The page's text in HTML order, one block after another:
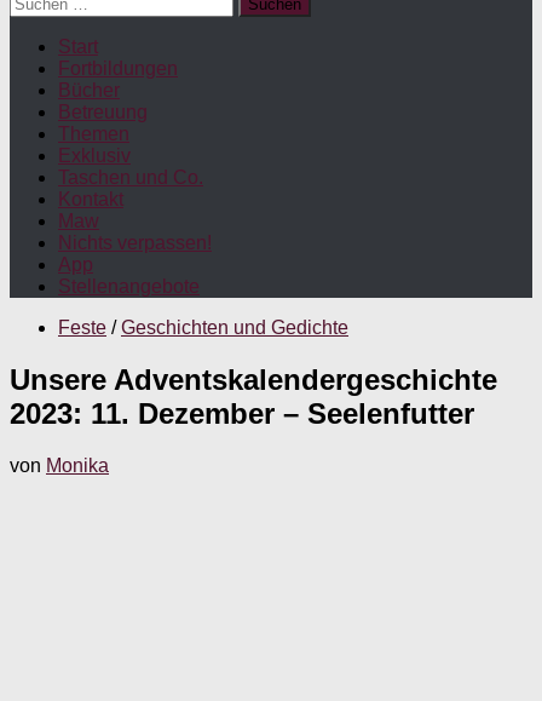
nach:
Start
Fortbildungen
Bücher
Betreuung
Themen
Exklusiv
Taschen und Co.
Kontakt
Maw
Nichts verpassen!
App
Stellenangebote
Feste / Geschichten und Gedichte
Unsere Adventskalendergeschichte
2023: 11. Dezember – Seelenfutter
von Monika